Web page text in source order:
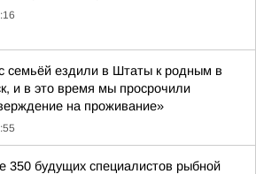
семьёй ездили в Штаты к родным в
и в это время мы просрочили
на проживание»
350 будущих специалистов рыбной